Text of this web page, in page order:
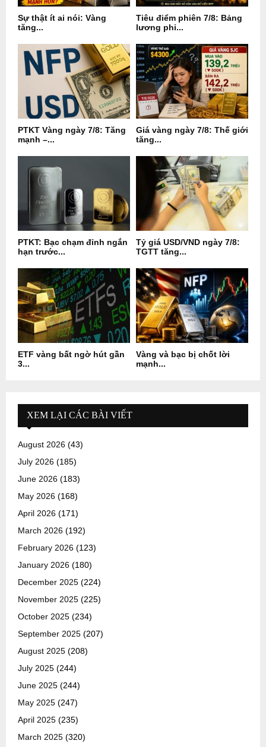
Sự thật ít ai nói: Vàng
tăng...
Tiêu điểm phiên 7/8: Bảng
lương phi...
PTKT Vàng ngày 7/8: Tăng
mạnh –...
Giá vàng ngày 7/8: Thế giới
tăng...
PTKT: Bạc chạm đỉnh ngắn
hạn trước...
Tỷ giá USD/VND ngày 7/8:
TGTT tăng...
ETF vàng bất ngờ hút gần
3...
Vàng và bạc bị chốt lời
mạnh...
XEM LẠI CÁC BÀI VIẾT
August 2026 (43)
July 2026 (185)
June 2026 (183)
May 2026 (168)
April 2026 (171)
March 2026 (192)
February 2026 (123)
January 2026 (180)
December 2025 (224)
November 2025 (225)
October 2025 (234)
September 2025 (207)
August 2025 (208)
July 2025 (244)
June 2025 (244)
May 2025 (247)
April 2025 (235)
March 2025 (320)